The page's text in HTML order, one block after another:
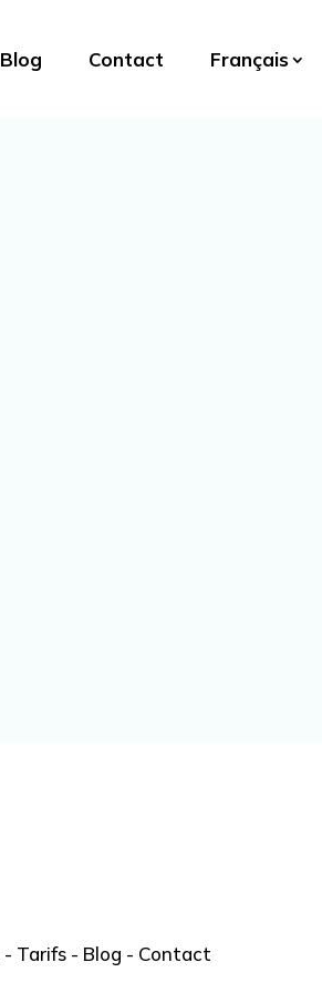
Blog Contact Français
- Tarifs- Blog - Contact